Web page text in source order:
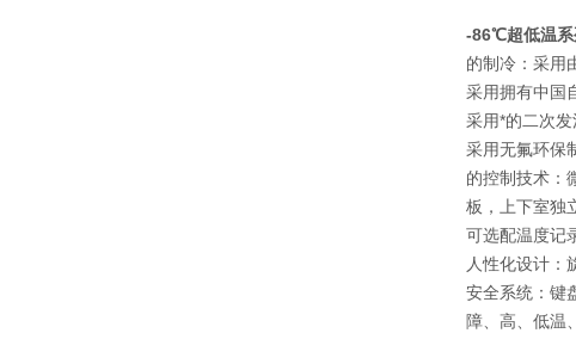
-86℃超低温系
的制冷：采用
采用拥有中国
采用*的二次
采用无氟环保
的控制技术：
板，上下室独
可选配温度记
人性化设计：
安全系统：键
障、高、低温